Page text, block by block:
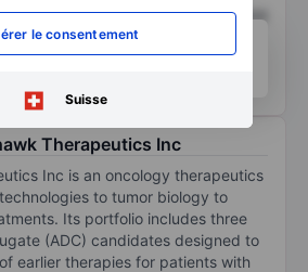
le consentement
Suisse
XXXXXXX
XXXXXXX
Therapeutics Inc
Inc is an oncology therapeutics
to tumor biology to
Its portfolio includes three
(ADC) candidates designed to
earlier therapies for patients with